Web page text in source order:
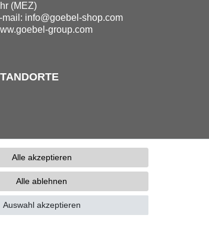
(MEZ)
mail: info@goebel-shop.com
group.com
Kontakt
Alle akzeptieren
Alle ablehnen
Auswahl akzeptieren